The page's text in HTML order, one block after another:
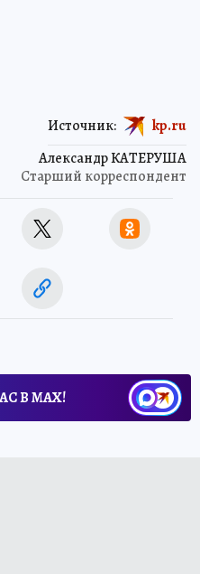
Александр КАТЕРУША
Старший корреспондент
Источник: kp.ru
В МАХ!